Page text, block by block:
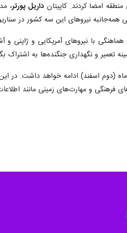
داریل پورتر،
فرصتی برای هماهنگی با نیروهای
و نگهداری جنگنده‌ها به اشتراک
و مهارت‌های زمینی مانند